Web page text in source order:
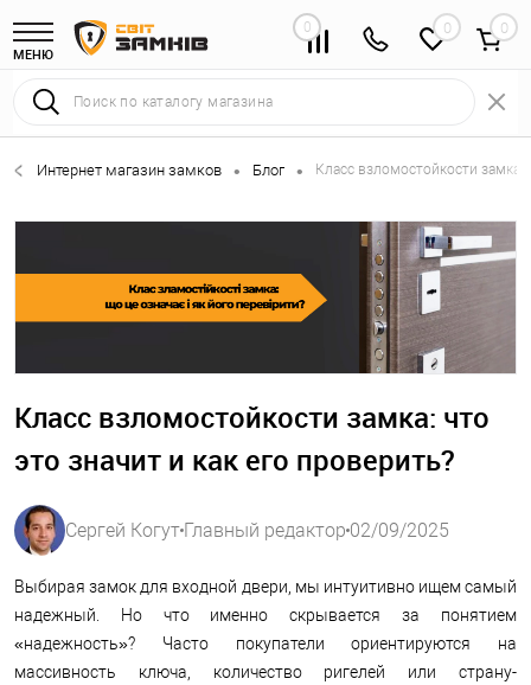
МЕНЮ
0 0
Интернет магазин замков • Блог • Класс взломостойкости замка:
Класс взломостойкости замка: что
это значит и как его проверить?
Сергей Когут Главный редактор 02/09/2025
Выбирая замок для входной двери, мы интуитивно ищем самый
надежный. Но что именно скрывается за понятием
«надежность»? Часто покупатели ориентируются на
массивность ключа, количество ригелей или страну-